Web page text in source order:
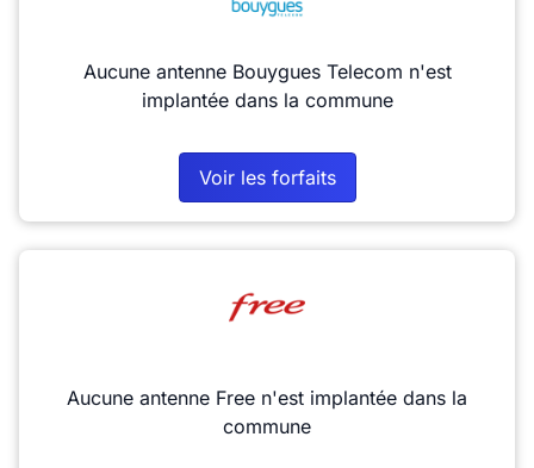
Aucune antenne Bouygues Telecom n'est
implantée dans la commune
Voir les forfaits
Aucune antenne Free n'est implantée dans la
commune